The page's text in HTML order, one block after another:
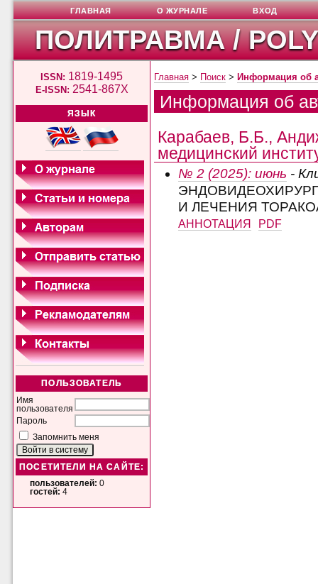
ПОЛИТРАВМА /
ISSN: 1819-1495
E-ISSN: 2541-867X
ЯЗЫК
ПОЛЬЗОВАТЕЛЬ
Имя
пользователя
Пароль
Запомнить меня
ПОСЕТИТЕЛИ НА САЙТЕ:
пользователей: 0
гостей: 4
ГЛАВНАЯ О ЖУРНАЛЕ ВХОД
Главная > Поиск > Информация об
Информация об
Карабаев, Б.Б.,
медицинский
№ 2 (2025): июнь -
И ЛЕЧЕНИЯ
АННОТАЦИЯ PDF